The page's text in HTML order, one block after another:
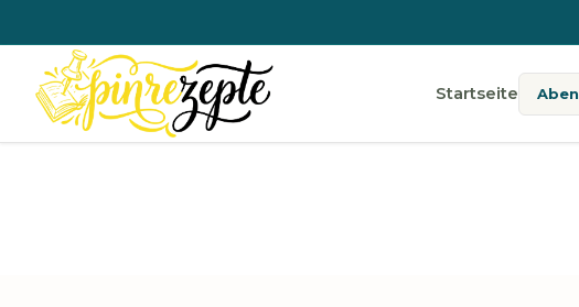
Startseite